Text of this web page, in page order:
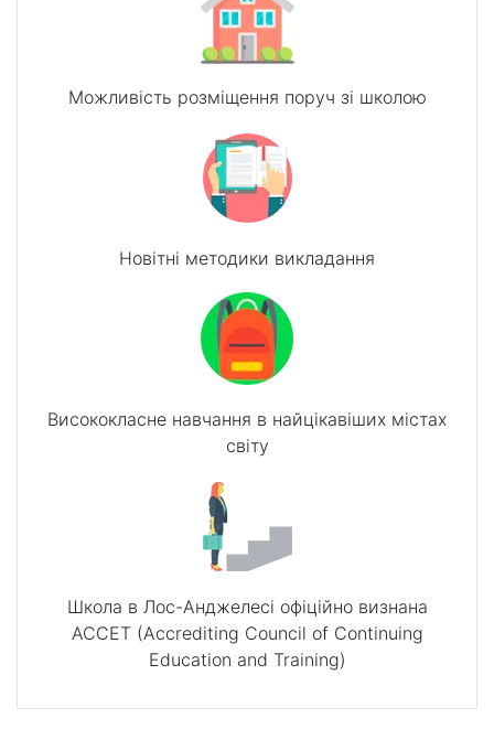
Можливість розміщення поруч зі школою
Новітні методики викладання
Висококласне навчання в найцікавіших містах
світу
Школа в Лос-Анджелесі офіційно визнана
ACCET (Accrediting Council of Continuing
Education and Training)